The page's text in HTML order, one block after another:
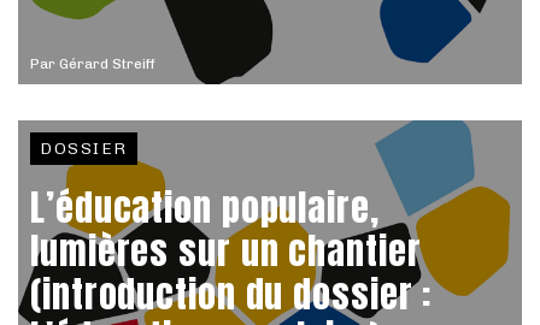
Par Gérard Streiff
DOSSIER
L’éducation populaire,
lumières sur un chantier
(introduction du dossier :